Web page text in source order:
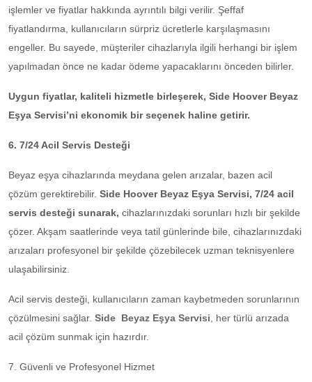
işlemler ve fiyatlar hakkında ayrıntılı bilgi verilir. Şeffaf
fiyatlandırma, kullanıcıların sürpriz ücretlerle karşılaşmasını
engeller. Bu sayede, müşteriler cihazlarıyla ilgili herhangi bir işlem
yapılmadan önce ne kadar ödeme yapacaklarını önceden bilirler.
Uygun fiyatlar, kaliteli hizmetle birleşerek, Side Hoover Beyaz
Eşya Servisi’ni ekonomik bir seçenek haline getirir.
6. 7/24 Acil Servis Desteği
Beyaz eşya cihazlarında meydana gelen arızalar, bazen acil
çözüm gerektirebilir. Side Hoover Beyaz Eşya Servisi, 7/24 acil
servis desteği sunarak, cihazlarınızdaki sorunları hızlı bir şekilde
çözer. Akşam saatlerinde veya tatil günlerinde bile, cihazlarınızdaki
arızaları profesyonel bir şekilde çözebilecek uzman teknisyenlere
ulaşabilirsiniz.
Acil servis desteği, kullanıcıların zaman kaybetmeden sorunlarının
çözülmesini sağlar. Side Beyaz Eşya Servisi, her türlü arızada
acil çözüm sunmak için hazırdır.
7. Güvenli ve Profesyonel Hizmet